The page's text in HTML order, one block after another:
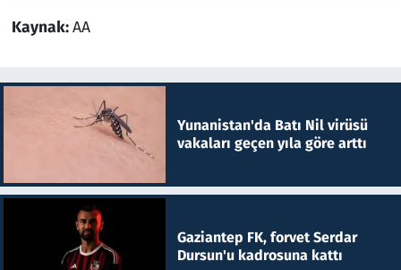
Kaynak:AA
Yunanistan'da Batı Nil virüsü
vakaları geçen yıla göre arttı
Gaziantep FK, forvet Serdar
Dursun'u kadrosuna kattı